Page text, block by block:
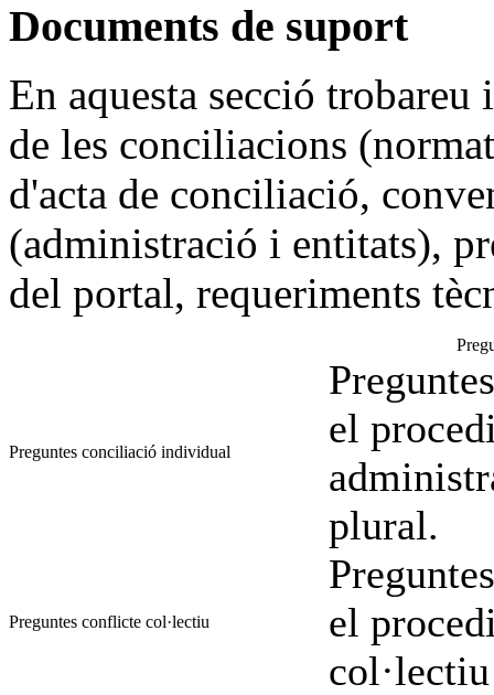
Documents de suport
En aquesta secció
de les conciliacions
d'acta de conciliació,
(administració i entitats),
del portal, requeriments
Preguntes conciliació individual
el
plural.
Preguntes conflicte col·lectiu
el
col·lectiu